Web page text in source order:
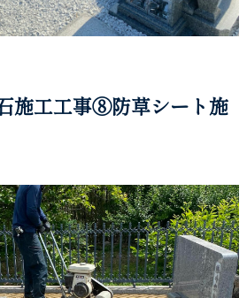
施工工事⑧防草シート施